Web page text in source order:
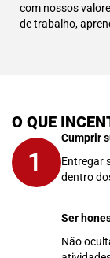
com nossos
de trabalho,
O QUE
1
Cumprir
Entregar
dentro
Ser
Não